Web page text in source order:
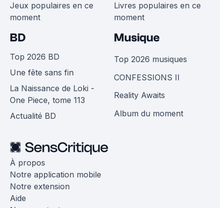
Jeux populaires en ce
moment
Livres populaires en ce
moment
BD
Top 2026 BD
Une fête sans fin
La Naissance de Loki -
One Piece, tome 113
Actualité BD
Musique
Top 2026 musiques
CONFESSIONS II
Reality Awaits
Album du moment
À propos
Notre application mobile
Notre extension
Aide